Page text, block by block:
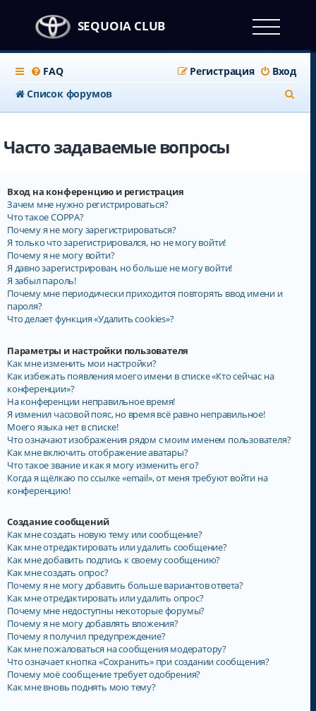
SEQUOIA CLUB
FAQ Вход
Регистрация
Список форумов
о
Часто задаваемые вопросы
Вход на конференцию и регистрация
Зачем мне нужно регистрироваться?
Что такое COPPA?
Почему я не могу зарегистрироваться?
Я только что зарегистрировался, но не могу войти!
Почему я не могу войти?
Я давно зарегистрирован, но больше не могу войти!
Я забыл пароль!
Почему мне периодически приходится повторять ввод имени и
пароля?
Что делает функция «Удалить cookies»?
Параметры и настройки пользователя
Как мне изменить мои настройки?
Как избежать появления моего имени в списке «Кто сейчас на
конференции»?
На конференции неправильное время!
Я изменил часовой пояс, но время всё равно неправильное!
Моего языка нет в списке!
Что означают изображения рядом с моим именем пользователя?
Как мне включить отображение аватары?
Что такое звание и как я могу изменить его?
Когда я щёлкаю по ссылке «email», от меня требуют войти на
конференцию!
Создание сообщений
Как мне создать новую тему или сообщение?
Как мне отредактировать или удалить сообщение?
Как мне добавить подпись к своему сообщению?
Как мне создать опрос?
Почему я не могу добавить больше вариантов ответа?
Как мне отредактировать или удалить опрос?
Почему мне недоступны некоторые форумы?
Почему я не могу добавлять вложения?
Почему я получил предупреждение?
Как мне пожаловаться на сообщения модератору?
Что означает кнопка «Сохранить» при создании сообщения?
Почему моё сообщение требует одобрения?
Как мне вновь поднять мою тему?